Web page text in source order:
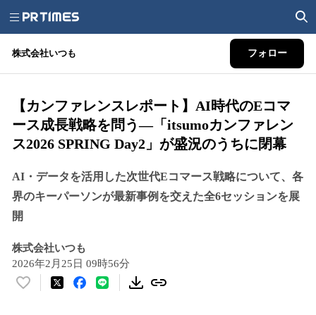
株式会社いつも フォロー
【カンファレンスレポート】AI時代のEコマ
ース成長戦略を問う―「itsumoカンファレン
ス2026 SPRING Day2」が盛況のうちに閉幕
AI・データを活用した次世代Eコマース戦略について、各
界のキーパーソンが最新事例を交えた全6セッションを展
開
株式会社いつも
2026年2月25日 09時56分
い